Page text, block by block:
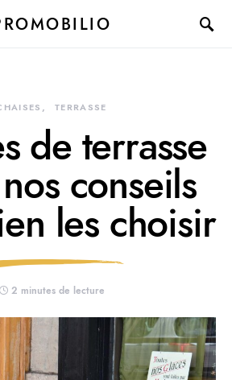
TERRASSE
de terrasse
conseils
les choisir
2 minutes de lecture